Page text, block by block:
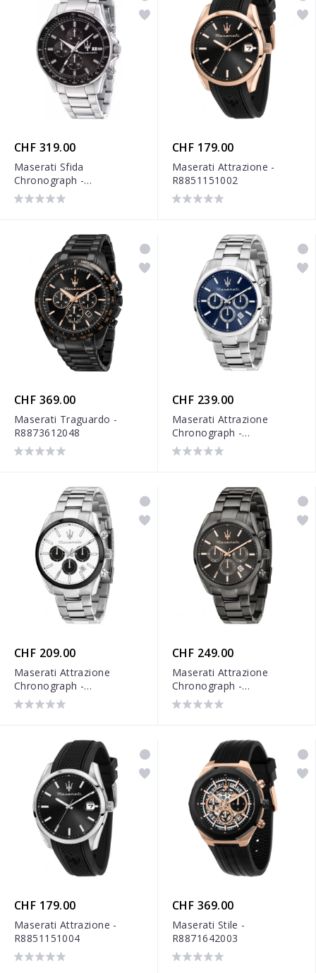
CHF 319.00
Maserati Sfida
Chronograph -
R8873640015
CHF 179.00
Maserati Attrazione -
R8851151002
CHF 369.00
Maserati Traguardo -
R8873612048
CHF 239.00
Maserati Attrazione
Chronograph -
R8853151005
CHF 209.00
Maserati Attrazione
Chronograph -
R8853151004
CHF 249.00
Maserati Attrazione
Chronograph -
R8853151001
CHF 179.00
Maserati Attrazione -
R8851151004
CHF 369.00
Maserati Stile -
R8871642003